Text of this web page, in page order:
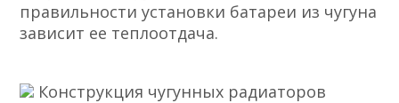
правильности установки батареи из чугуна
зависит ее теплоотдача.
Конструкция чугунных радиаторов